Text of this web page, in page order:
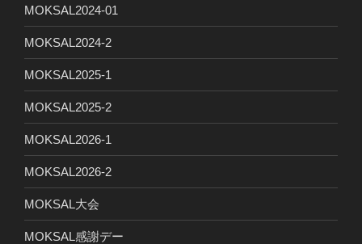
MOKSAL2024-01
MOKSAL2024-2
MOKSAL2025-1
MOKSAL2025-2
MOKSAL2026-1
MOKSAL2026-2
MOKSAL大会
MOKSAL感謝デー